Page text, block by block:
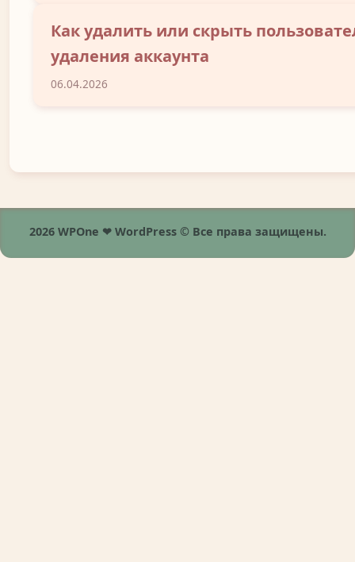
Как удалить или скрыть
удаления аккаунта
06.04.2026
2026 WPOne ❤ WordPress © Все права защищены.